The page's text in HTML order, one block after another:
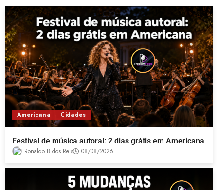
Americana Cidades
Festival de música autoral: 2 dias grátis em Americana
Ronaldo B dos Reis 08/08/2026